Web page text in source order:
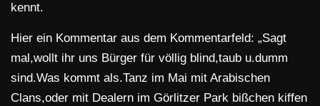
kennt.
Hier ein Kommentar aus dem Kommentarfeld: „Sagt
mal,wollt ihr uns Bürger für völlig blind,taub u.dumm
sind.Was kommt als.Tanz im Mai mit Arabischen
Clans,oder mit Dealern im Görlitzer Park bißchen kiffen